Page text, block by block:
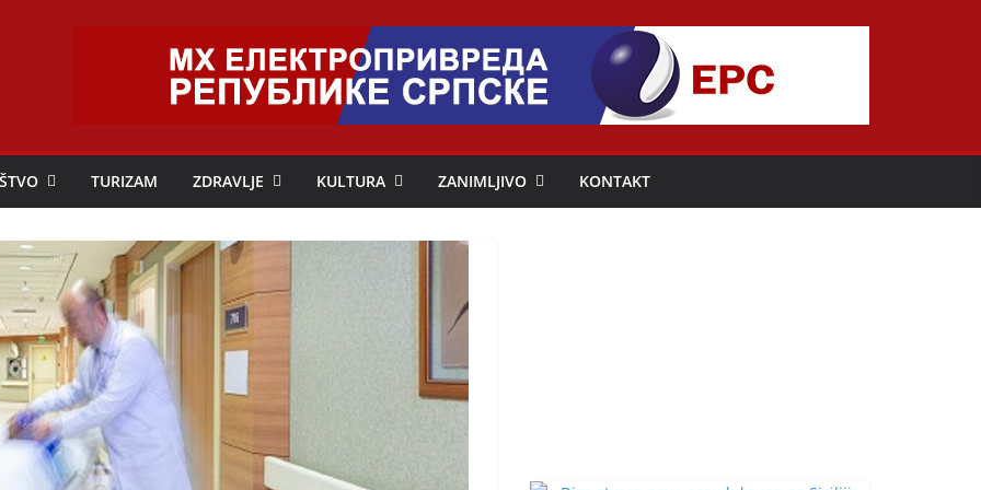
TURIZAM ZDRAVLJE KULTURA ZANIMLJIVO KONTAKT